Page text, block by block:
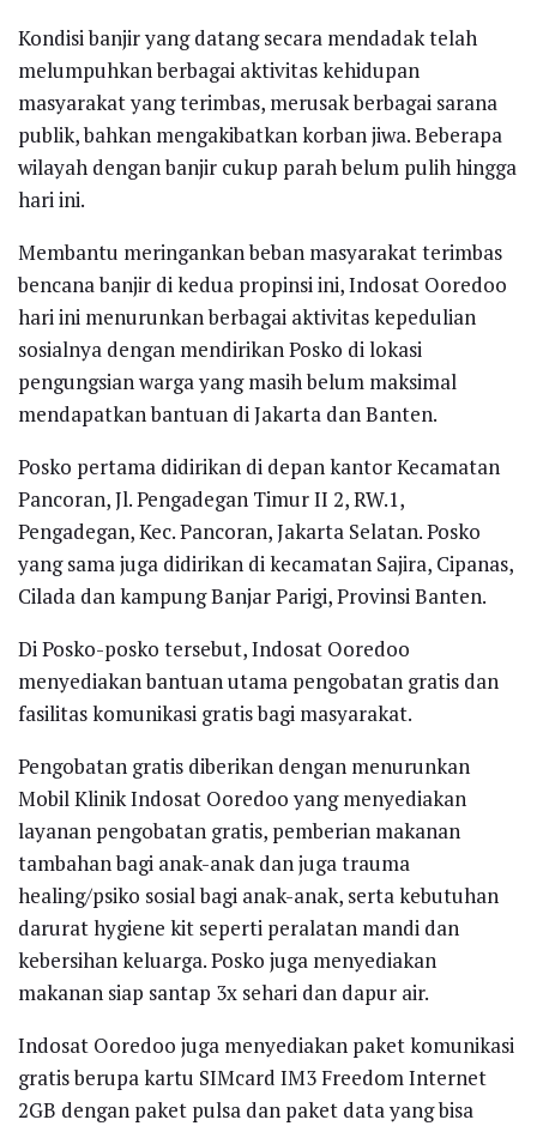
Kondisi banjir yang datang secara mendadak telah
melumpuhkan berbagai aktivitas kehidupan
masyarakat yang terimbas, merusak berbagai sarana
publik, bahkan mengakibatkan korban jiwa. Beberapa
wilayah dengan banjir cukup parah belum pulih hingga
hari ini.
Membantu meringankan beban masyarakat terimbas
bencana banjir di kedua propinsi ini, Indosat Ooredoo
hari ini menurunkan berbagai aktivitas kepedulian
sosialnya dengan mendirikan Posko di lokasi
pengungsian warga yang masih belum maksimal
mendapatkan bantuan di Jakarta dan Banten.
Posko pertama didirikan di depan kantor Kecamatan
Pancoran, Jl. Pengadegan Timur II 2, RW.1,
Pengadegan, Kec. Pancoran, Jakarta Selatan. Posko
yang sama juga didirikan di kecamatan Sajira, Cipanas,
Cilada dan kampung Banjar Parigi, Provinsi Banten.
Di Posko-posko tersebut, Indosat Ooredoo
menyediakan bantuan utama pengobatan gratis dan
fasilitas komunikasi gratis bagi masyarakat.
Pengobatan gratis diberikan dengan menurunkan
Mobil Klinik Indosat Ooredoo yang menyediakan
layanan pengobatan gratis, pemberian makanan
tambahan bagi anak-anak dan juga trauma
healing/psiko sosial bagi anak-anak, serta kebutuhan
darurat hygiene kit seperti peralatan mandi dan
kebersihan keluarga. Posko juga menyediakan
makanan siap santap 3x sehari dan dapur air.
Indosat Ooredoo juga menyediakan paket komunikasi
gratis berupa kartu SIMcard IM3 Freedom Internet
2GB dengan paket pulsa dan paket data yang bisa